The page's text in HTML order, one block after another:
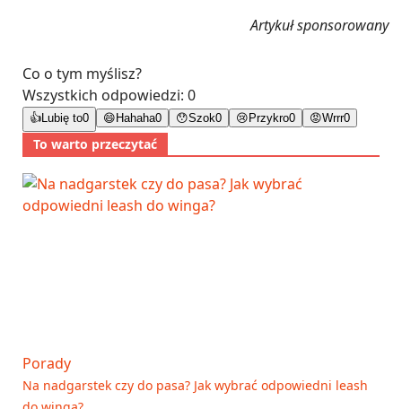
Artykuł sponsorowany
Co o tym myślisz?
Wszystkich odpowiedzi: 0
👍 Lubię to0 😄 Hahaha0 😯Szok0 😢 Przykro0 😡Wrrr0
To warto przeczytać
Porady
Na nadgarstek czy do pasa? Jak wybrać odpowiedni leash